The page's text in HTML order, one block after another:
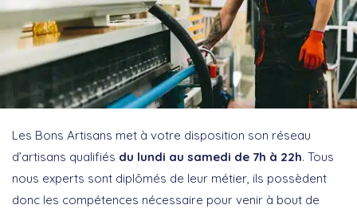
Les Bons Artisans met à votre disposition son réseau
d’artisans qualifiés du lundi au samedi de 7h à 22h. Tous
nous experts sont diplômés de leur métier, ils possèdent
donc les compétences nécessaire pour venir à bout de